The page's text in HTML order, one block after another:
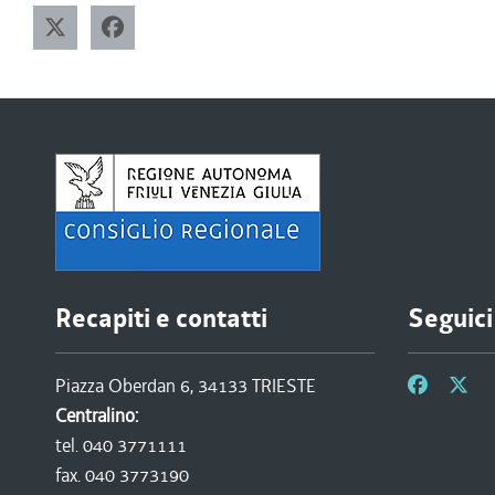
Recapiti e contatti
Piazza Oberdan 6, 34133 TRIESTE
Centralino:
tel. 040 3771111
fax. 040 3773190